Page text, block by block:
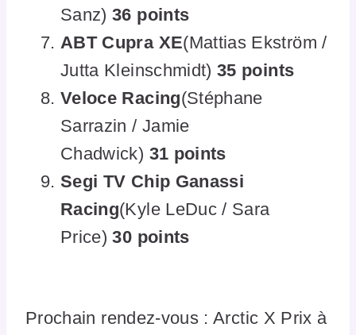
Sanz)36 points
ABT Cupra XE(Mattias Ekström /
Jutta Kleinschmidt)35 points
Veloce Racing(Stéphane
Sarrazin / Jamie
Chadwick) 31 points
Segi TV Chip Ganassi
Racing(Kyle LeDuc / Sara
Price)30 points
Prochain rendez-vous : Arctic X Prix à